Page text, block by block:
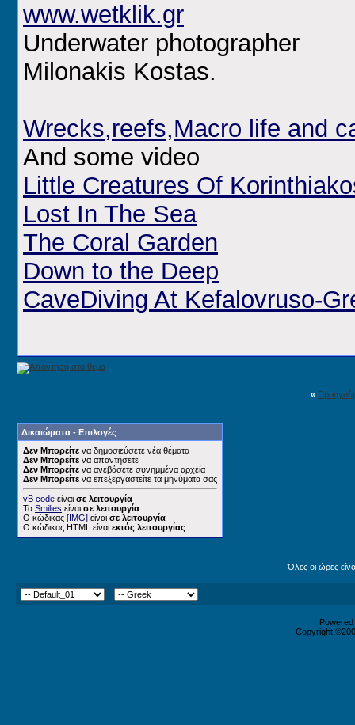
www.wetklik.gr
Underwater photographer
Milonakis Kostas.
Wrecks,reefs,Macro life and
And some video
Little Creatures Of
Lost In The Sea
The Coral Garden
Down to the Deep
CaveDiving At Kefalovruso-
«
Δικαιώματα - Επιλογές
Δεν Μπορείτε να δημοσιεύσετε νέα θέματα
Δεν Μπορείτε να απαντήσετε
Δεν Μπορείτε να ανεβάσετε συνημμένα αρχεία
Δεν Μπορείτε να επεξεργαστείτε τα μηνύματα σας
vB code είναι σε λειτουργία
Τα Smilies είναι σε λειτουργία
Ο κώδικας [IMG] είναι σε λειτουργία
Ο κώδικας HTML είναι εκτός λειτουργίας
Όλες οι ώρες
Copyright